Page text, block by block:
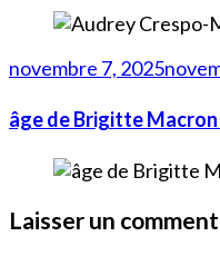
novembre 7, 2025
âge de Brigitte Macron
Laisser un